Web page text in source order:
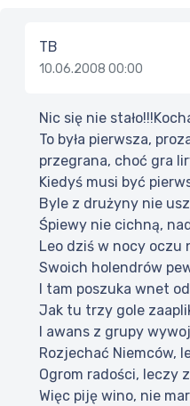
TB
10.06.2008 00:00
Nic się nie
To była pierwsza,
przegrana, choć gra
Kiedyś musi być
Byle z drużyny nie
Śpiewy nie cichną,
Leo dziś w nocy oczu
Swoich holendrów
I tam poszuka wnet
Jak tu trzy gole
I awans z grupy
Rozjechać Niemców,
Ogrom radości, leczy
Więc piję wino, nie